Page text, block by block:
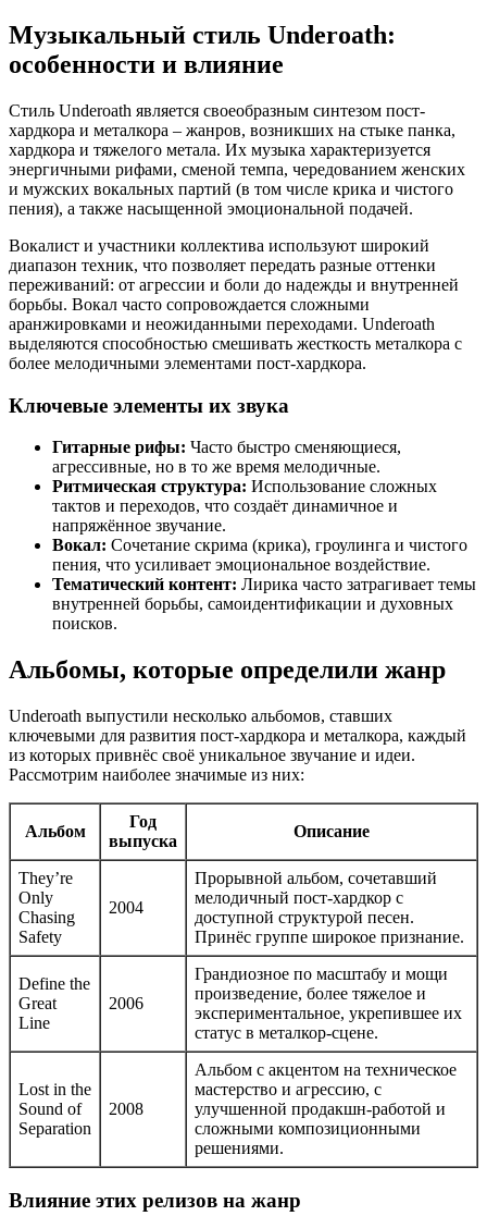
Музыкальный стиль Underoath:
особенности и влияние
Стиль Underoath является своеобразным синтезом пост-
хардкора и металкора – жанров, возникших на стыке панка,
хардкора и тяжелого метала. Их музыка характеризуется
энергичными рифами, сменой темпа, чередованием женских
и мужских вокальных партий (в том числе крика и чистого
пения), а также насыщенной эмоциональной подачей.
Вокалист и участники коллектива используют широкий
диапазон техник, что позволяет передать разные оттенки
переживаний: от агрессии и боли до надежды и внутренней
борьбы. Вокал часто сопровождается сложными
аранжировками и неожиданными переходами. Underoath
выделяются способностью смешивать жесткость металкора с
более мелодичными элементами пост-хардкора.
Ключевые элементы их звука
Гитарные рифы: Часто быстро сменяющиеся,
агрессивные, но в то же время мелодичные.
Ритмическая структура: Использование сложных
тактов и переходов, что создаёт динамичное и
напряжённое звучание.
Вокал: Сочетание скрима (крика), гроулинга и чистого
пения, что усиливает эмоциональное воздействие.
Тематический контент: Лирика часто затрагивает темы
внутренней борьбы, самоидентификации и духовных
поисков.
Альбомы, которые определили жанр
Underoath выпустили несколько альбомов, ставших
ключевыми для развития пост-хардкора и металкора, каждый
из которых привнёс своё уникальное звучание и идеи.
Рассмотрим наиболее значимые из них:
Альбом
Год
выпуска
Описание
They’re
Only
Chasing
Safety
2004
Прорывной альбом, сочетавший
мелодичный пост-хардкор с
доступной структурой песен.
Принёс группе широкое признание.
Define the
Great
Line
2006
Грандиозное по масштабу и мощи
произведение, более тяжелое и
экспериментальное, укрепившее их
статус в металкор-сцене.
Lost in the
Sound of
Separation
2008
Альбом с акцентом на техническое
мастерство и агрессию, с
улучшенной продакшн-работой и
сложными композиционными
решениями.
Влияние этих релизов на жанр